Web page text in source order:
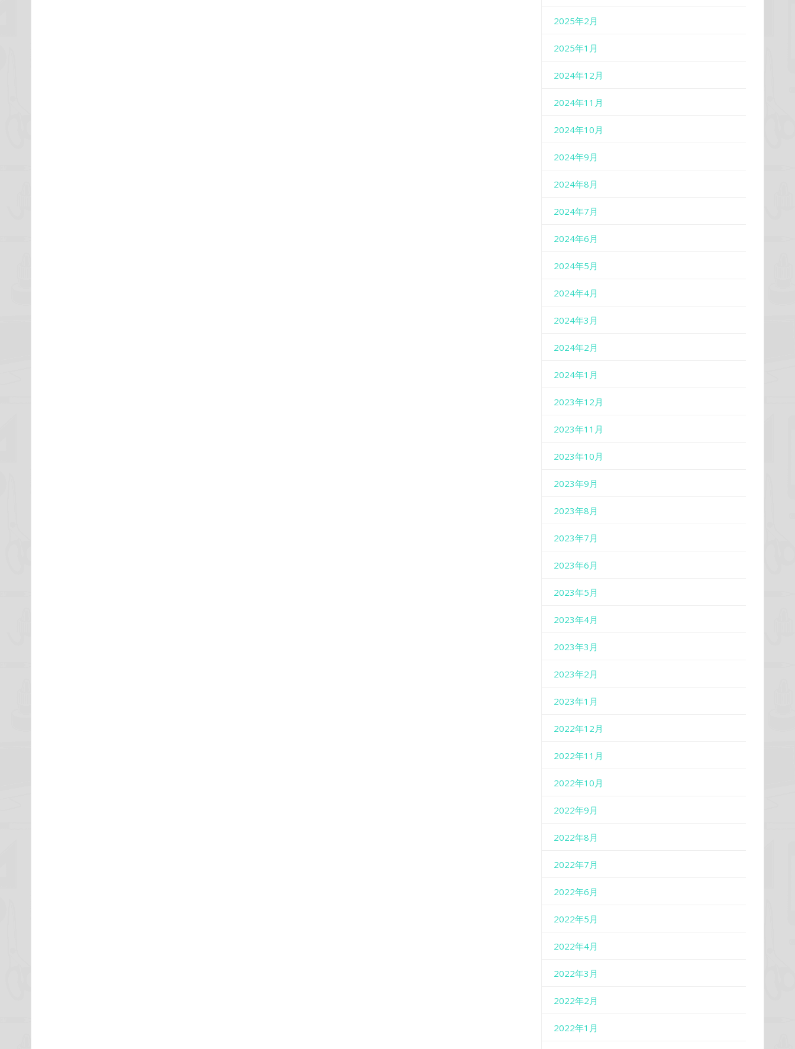
2025年2月
2025年1月
2024年12月
2024年11月
2024年10月
2024年9月
2024年8月
2024年7月
2024年6月
2024年5月
2024年4月
2024年3月
2024年2月
2024年1月
2023年12月
2023年11月
2023年10月
2023年9月
2023年8月
2023年7月
2023年6月
2023年5月
2023年4月
2023年3月
2023年2月
2023年1月
2022年12月
2022年11月
2022年10月
2022年9月
2022年8月
2022年7月
2022年6月
2022年5月
2022年4月
2022年3月
2022年2月
2022年1月